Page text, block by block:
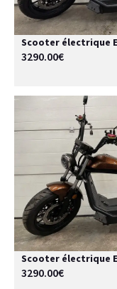
Scooter électrique
3290.00€
Scooter électrique
3290.00€